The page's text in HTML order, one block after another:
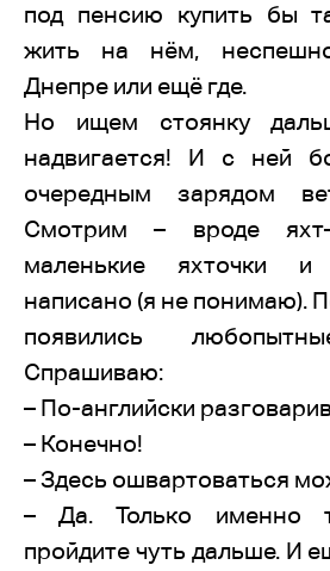
под пенсию купить бы
жить на нём,
Днепре или ещё где.
Но ищем стоянку
надвигается! И с ней
очередным зарядом
Смотрим – вроде яхт-
маленькие яхточки и
написано (я не понимаю).
появились
Спрашиваю:
– По-английски
– Конечно!
– Здесь ошвартоваться
– Да. Только именно
пройдите чуть дальше. И